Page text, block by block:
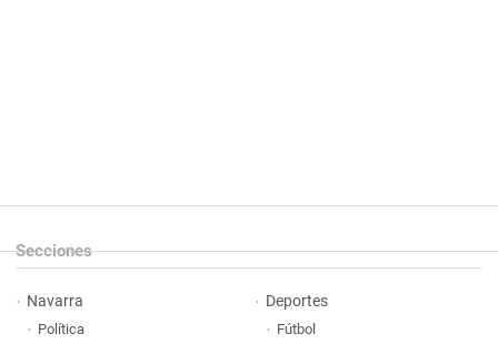
Secciones
Navarra
Política
Deportes
Fútbol